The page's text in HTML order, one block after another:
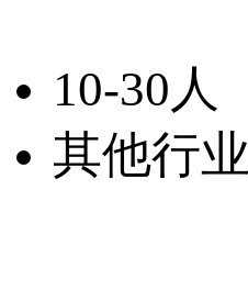
10-30人
其他行业